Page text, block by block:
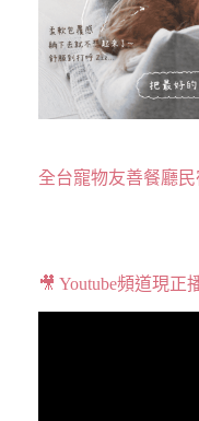
全台寵物友善餐廳民
🎥 Youtube頻道現正